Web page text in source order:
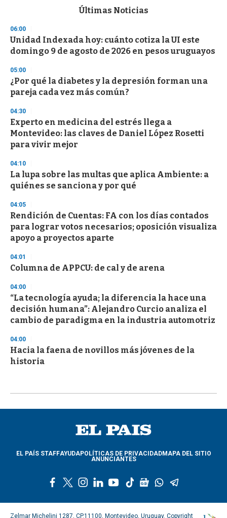
d
s
o
f
3
s
e
c
n
d
s
Últimas Noticias
06:00
Unidad Indexada hoy: cuánto cotiza la UI este
domingo 9 de agosto de 2026 en pesos uruguayos
05:00
¿Por qué la diabetes y la depresión forman una
pareja cada vez más común?
04:30
Experto en medicina del estrés llega a
Montevideo: las claves de Daniel López Rosetti
para vivir mejor
04:10
La lupa sobre las multas que aplica Ambiente: a
quiénes se sanciona y por qué
04:05
Rendición de Cuentas: FA con los días contados
para lograr votos necesarios; oposición visualiza
apoyo a proyectos aparte
04:01
Columna de APPCU: de cal y de arena
04:00
“La tecnología ayuda; la diferencia la hace una
decisión humana”: Alejandro Curcio analiza el
cambio de paradigma en la industria automotriz
04:00
Hacia la faena de novillos más jóvenes de la
historia
EL PAÍS STAFFAYUDAPOLÍTICAS DE PRIVACIDADMAPA DEL SITIO
ANUNCIANTES
c
e
w
i
s
t
l
n
k
y
u
t
k
g
o
w
a
l
e
Zelmar Michelini 1287, CP.11100, Montevideo, Uruguay. Copyright